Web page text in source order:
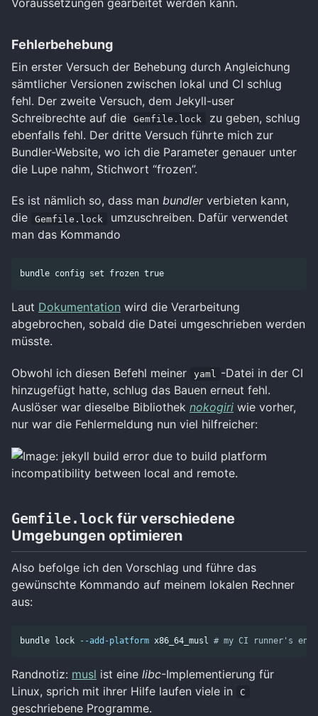
Fehlerbehebung
Ein erster Versuch der Behebung durch Angleichung
sämtlicher Versionen zwischen lokal und CI schlug
fehl. Der zweite Versuch, dem Jekyll-user
Schreibrechte auf die
Gemfile.lock
zu geben, schlug
ebenfalls fehl. Der dritte Versuch führte mich zur
Bundler-Website, wo ich die Parameter genauer unter
die Lupe nahm, Stichwort “frozen”.
Es ist nämlich so, dass man bundlerverbieten kann,
die
Gemfile.lock
umzuschreiben. Dafür verwendet
man das Kommando
bundle config set frozen true
Laut Dokumentation wird die Verarbeitung
abgebrochen, sobald die Datei umgeschrieben werden
müsste.
Obwohl ich diesen Befehl meiner yaml -Datei in der CI
hinzugefügt hatte, schlug das Bauen erneut fehl.
Auslöser war dieselbe Bibliothek nokogiri wie vorher,
nur war die Fehlermeldung nun viel hilfreicher:
Gemfile.lock für verschiedene
Umgebungen optimieren
Also befolge ich den Vorschlag und führe das
gewünschte Kommando auf meinem lokalen Rechner
aus:
bundle lock --add-platform x86_64_musl # my CI runner's
Randnotiz: musl ist eine libc-Implementierung für
Linux, sprich mit ihrer Hilfe laufen viele in
C
geschriebene Programme.